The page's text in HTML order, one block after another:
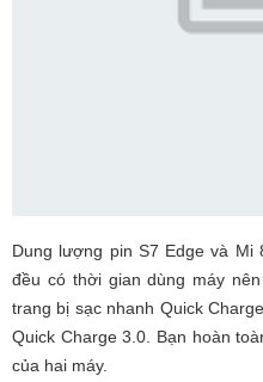
Dung lượng pin S7 Edge và Mi
đều có thời gian dùng máy
trang bị sạc nhanh Quick
Quick Charge 3.0. Bạn hoàn
của hai máy.